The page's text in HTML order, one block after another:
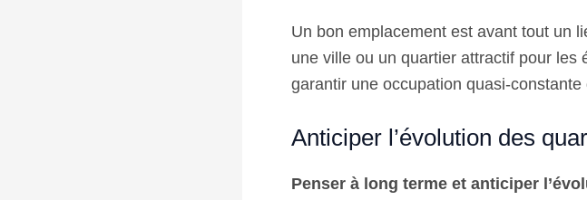
Un bon emplacement est avant tout un
une ville ou un quartier attractif pour
garantir une occupation quasi-
Anticiper l’évolution des
Penser à long terme et anticiper